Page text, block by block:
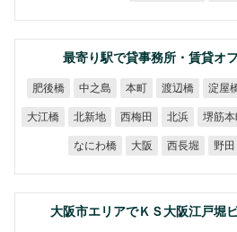
最寄り駅で貸事務所・賃貸オ
肥後橋 中之島 本町 渡辺橋 淀屋
大江橋 北新地 西梅田 北浜 堺筋
なにわ橋 大阪 西長堀 野田
大阪市エリアでＫＳ大阪江戸堀